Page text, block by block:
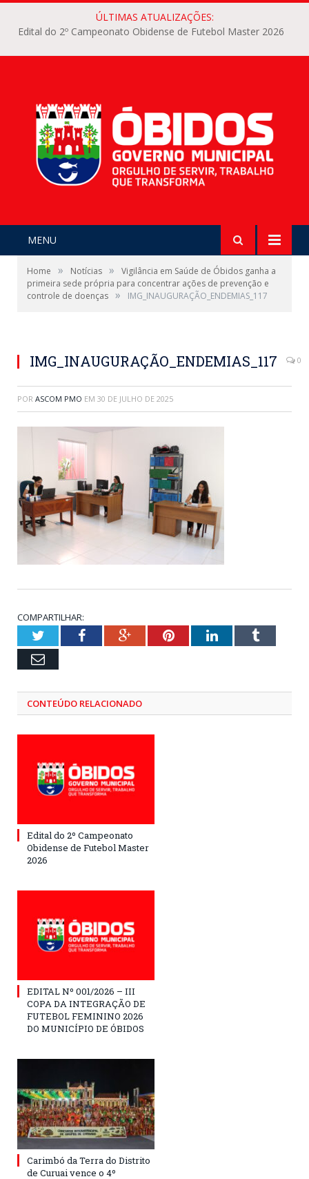
ÚLTIMAS ATUALIZAÇÕES:
Edital do 2º Campeonato Obidense de Futebol Master 2026
MENU
Home » Notícias »
Vigilância em Saúde de Óbidos ganha a
primeira sede própria para concentrar ações de prevenção e
controle de doenças » IMG_INAUGURAÇÃO_ENDEMIAS_117
IMG_INAUGURAÇÃO_ENDEMIAS_117 0
POR ASCOM PMO EM 30 DE JULHO DE 2025
COMPARTILHAR:
TwitterFacebookGoogle+PinterestLinkedInTumblr
Email
CONTEÚDO RELACIONADO
Edital do 2º Campeonato
Obidense de Futebol Master
2026
EDITAL Nº 001/2026 – III
COPA DA INTEGRAÇÃO DE
FUTEBOL FEMININO 2026
DO MUNICÍPIO DE ÓBIDOS
Carimbó da Terra do Distrito
de Curuai vence o 4º